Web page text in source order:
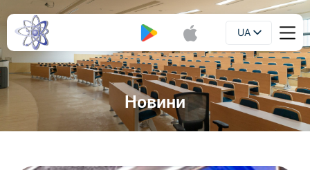
UA
EN
Новини